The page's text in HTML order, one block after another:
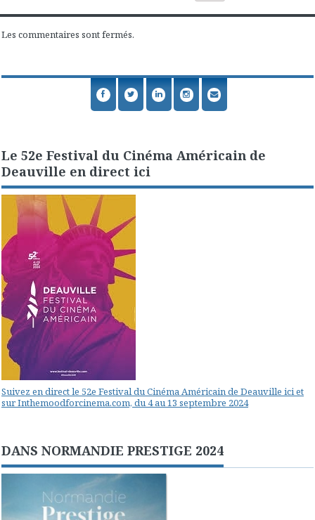
Les commentaires sont fermés.
Le 52e Festival du Cinéma Américain de
Deauville en direct ici
Suivez en direct le 52e Festival du Cinéma Américain de Deauville ici et
sur Inthemoodforcinema.com, du 4 au 13 septembre 2024
DANS NORMANDIE PRESTIGE 2024